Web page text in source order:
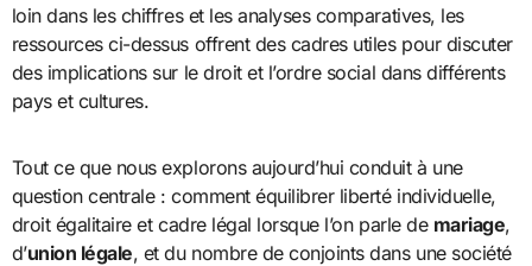
loin dans les chiffres et les analyses comparatives, les
ressources ci-dessus offrent des cadres utiles pour discuter
des implications sur le droit et l’ordre social dans différents
pays et cultures.
Tout ce que nous explorons aujourd’hui conduit à une
question centrale : comment équilibrer liberté individuelle,
droit égalitaire et cadre légal lorsque l’on parle de mariage,
d’union légale, et du nombre de conjoints dans une société